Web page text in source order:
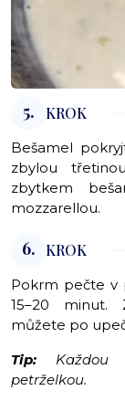
5. KROK
Bešamel
zbylou
zbytkem
mozzarellou.
6. KROK
Pokrm pečte v
15–20 minut.
můžete po
Tip: Každou
petrželkou.